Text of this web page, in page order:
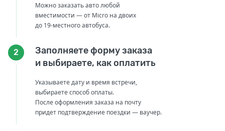
Можно заказать авто любой
вместимости — от Micro на двоих
до 19-местного автобуса.
2
Заполняете форму заказа
и выбираете, как оплатить
Указываете дату и время встречи,
выбираете способ оплаты.
После оформления заказа на почту
придет подтверждение поездки — ваучер.